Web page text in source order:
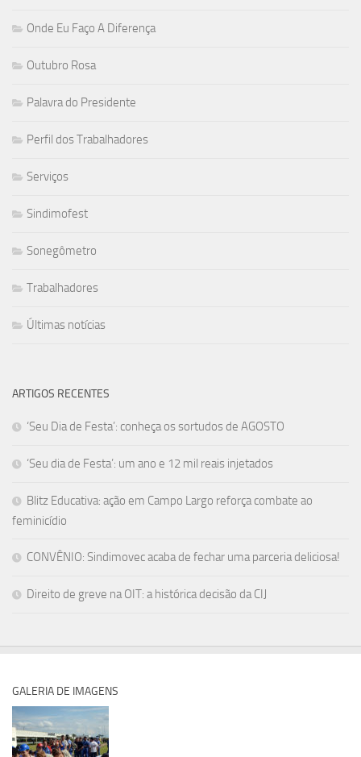
Onde Eu Faço A Diferença
Outubro Rosa
Palavra do Presidente
Perfil dos Trabalhadores
Serviços
Sindimofest
Sonegômetro
Trabalhadores
Últimas notícias
ARTIGOS RECENTES
‘Seu Dia de Festa’: conheça os sortudos de AGOSTO
‘Seu dia de Festa’: um ano e 12 mil reais injetados
Blitz Educativa: ação em Campo Largo reforça combate ao
feminicídio
CONVÊNIO: Sindimovec acaba de fechar uma parceria deliciosa!
Direito de greve na OIT: a histórica decisão da CIJ
GALERIA DE IMAGENS